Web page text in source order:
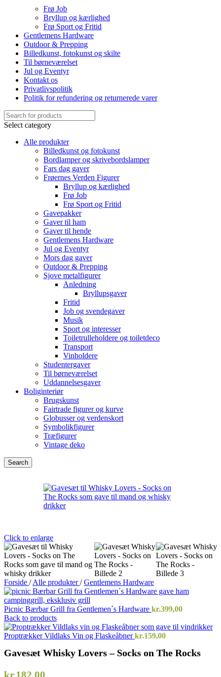
Frø Job
Bryllup og kærlighed
Frø Sport og Fritid
Gentlemens Hardware
Outdoor & Prepping
Billedkunst, fotokunst og skilte
Til børneværelset
Jul og Eventyr
Kontakt os
Privatlivspolitik
Politik for refundering og returnerede varer
Select category
Alle produkter
Billedkunst og fotokunst
Bordlamper og skrivebordslamper
Fars dag gaver
Frøernes Verden Figurer
Bryllup og kærlighed
Frø Job
Frø Sport og Fritid
Gavepakker
Gaver til ham
Gaver til hende
Gentlemens Hardware
Jul og Eventyr
Mors dag gaver
Outdoor & Prepping
Sjove metalfigurer
Anledning
Bryllupsgaver
Fritid
Job og svendegaver
Musik
Sport og interesser
Toiletrulleholdere og toiletdeco
Transport
Vinholdere
Studentergaver
Til børneværelset
Uddannelsesgaver
Boliginteriør
Brugskunst
Fairtrade figurer og kurve
Globusser og verdenskort
Symbolikfigurer
Træfigurer
Vintage deko
Search
Click to enlarge
Forside / Alle produkter/ Gentlemens Hardware
Picnic Bærbar Grill fra Gentlemen´s Hardware kr.399,00
Back to products
Proptrækker Vildlaks Vin og Flaskeåbnerkr.159,00
Gavesæt Whisky Lovers – Socks on The Rocks